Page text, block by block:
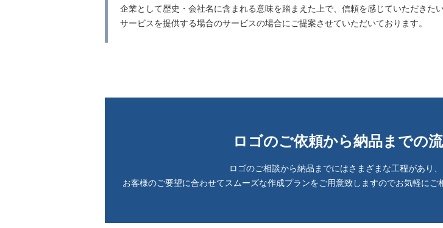
企業として歴史・会社名に含まれる意味を踏まえた上で、信頼を感じていただきた
サービスを提供する場合のサービスの場合にご提案させていただいております。
ロゴのご依頼から納品までの
ロゴのご相談から納品までにはさまざまな工程があり
お客様のご要望に合わせてスムーズな作成プランをご用意致しますのでお気軽に